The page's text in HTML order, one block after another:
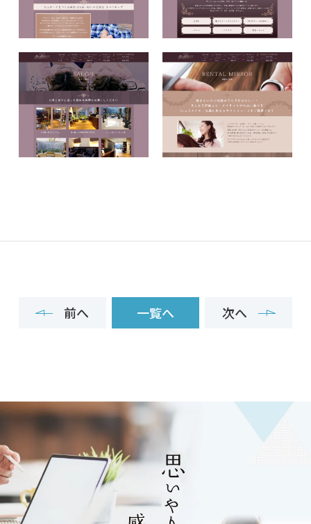
前へ 一覧へ 次へ